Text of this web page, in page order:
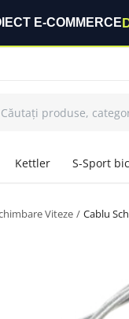
E-COMMERCE
Kettler S-Sport
Viteze Cablu